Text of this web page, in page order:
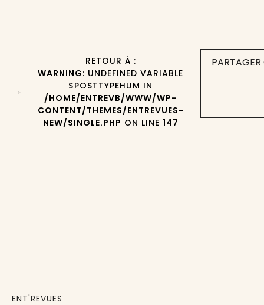
RETOUR À :
WARNING: UNDEFINED VARIABLE
$POSTTYPEHUM IN
/HOME/ENTREVB/WWW/WP-
CONTENT/THEMES/ENTREVUES-
NEW/SINGLE.PHP ON LINE 147
ENT'REVUES